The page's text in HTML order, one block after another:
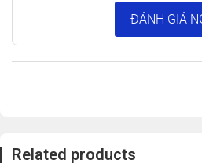
Bo mạch chủ MSI PRO H610M-E
kết nối với 1 cổng HDMI, 1 cổng
ĐÁNH GIÁ
Related products